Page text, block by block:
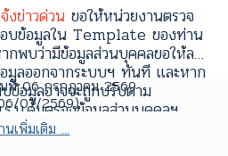
งข่าวด่วน ขอให้หน่วยงานตรวจ
บข้อมูลใน Template ของท่าน
กพบว่ามีข้อมูลส่วนบุคคลขอให้ลบ
มูลออกจากระบบฯ ทันที และหาก
ข้อมูลอาจจะถูกปรับตาม
ร.บ.คุ้มครองข้อมูลส่วนบุคคลฯ
ที่ 06 กรกฎาคม 2569
07/2569)
นเพิ่มเติม ...